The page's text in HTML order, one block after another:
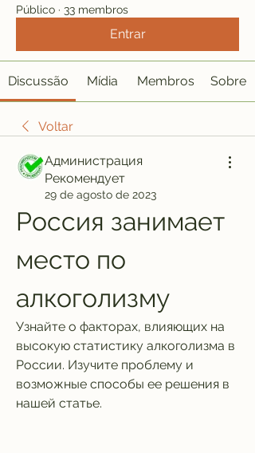
Público · 33 membros
Entrar
Discussão Mídia Membros Sobre
Voltar
Администрация
Рекомендует
29 de agosto de 2023
Россия занимает
место по
алкоголизму
Узнайте о факторах, влияющих на
высокую статистику алкоголизма в
России. Изучите проблему и
возможные способы ее решения в
нашей статье.